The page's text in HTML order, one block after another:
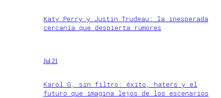
Katy Perry y Justin Trudeau: la inesperada
cercanía que despierta rumores
Jul 21
Karol G, sin filtro: éxito, haters y el
futuro que imagina lejos de los escenarios